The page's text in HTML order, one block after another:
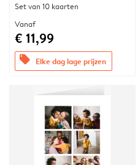
Set van 10 kaarten
Vanaf
€ 11,99
offers Elke dag lage prijzen